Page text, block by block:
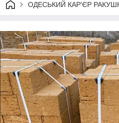
ОДЕСЬКИЙ КАР'ЄР